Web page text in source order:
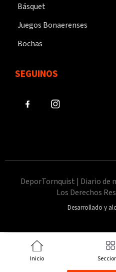
Básquet
Juegos Bonaerenses
Bochas
SEGUINOS
DeporTornquist | Diario de
Los Derechos
Desarrollado y
Inicio